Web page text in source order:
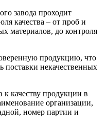
завода проходит
качества – от проб и
материалов, до контроля
продукцию, что
поставки некачественных
к качеству продукции в
организации,
номер партии и